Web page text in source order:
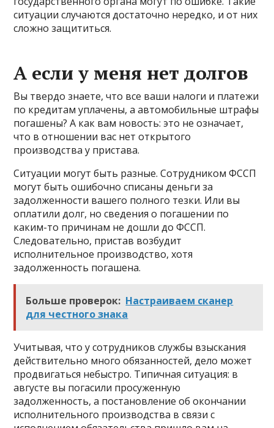
ситуации случаются достаточно нередко, и от них
сложно защититься.
А если у меня нет долгов
Вы твердо знаете, что все ваши налоги и платежи
по кредитам уплачены, а автомобильные штрафы
погашены? А как вам новость: это не означает,
что в отношении вас нет открытого
производства у пристава.
Ситуации могут быть разные. Сотрудником ФССП
могут быть ошибочно списаны деньги за
задолженности вашего полного тезки. Или вы
оплатили долг, но сведения о погашении по
каким-то причинам не дошли до ФССП.
Следовательно, пристав возбудит
исполнительное производство, хотя
задолженность погашена.
Больше проверок: Настраиваем сканер
для честного знака
Учитывая, что у сотрудников службы взыскания
действительно много обязанностей, дело может
продвигаться небыстро. Типичная ситуация: в
августе вы погасили просуженную
задолженность, а постановление об окончании
исполнительного производства в связи с